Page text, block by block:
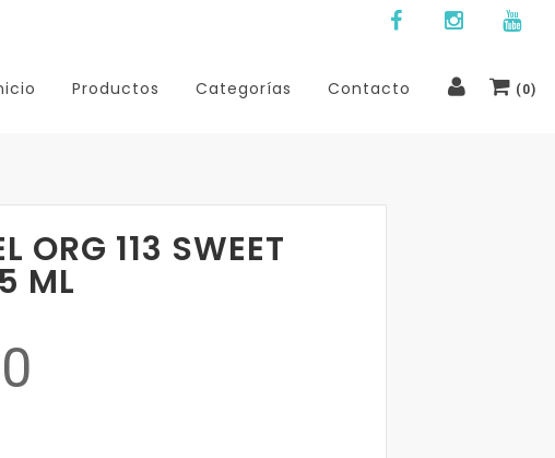
Productos Categorías Contacto ( 0)
ORG 113 SWEET
ML